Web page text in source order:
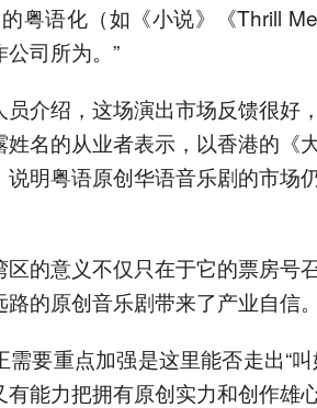
粤语化（如《小说》《Thrill
司所为。”
介绍，这场演出市场反馈很好
名的从业者表示，以香港的《
明粤语原创华语音乐剧的市场
的意义不仅只在于它的票房号
的原创音乐剧带来了产业自信。
要重点加强是这里能否走出“
能力把拥有原创实力和创作雄